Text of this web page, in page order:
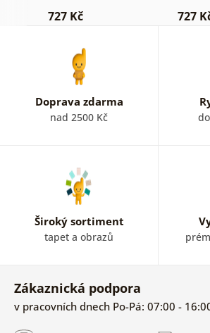
727 Kč 727
Doprava zdarma
nad 2500 Kč
Široký sortiment
tapet a obrazů
Zákaznická podpora
v pracovních dnech Po-Pá: 07:00 -